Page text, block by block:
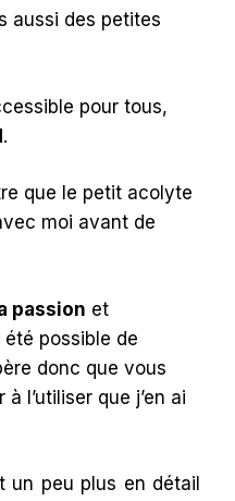
aussi des petites
pour tous,
.
que le petit acolyte
moi avant de
passion et
été possible de
donc que vous
l’utiliser que j’en ai
un peu plus en détail